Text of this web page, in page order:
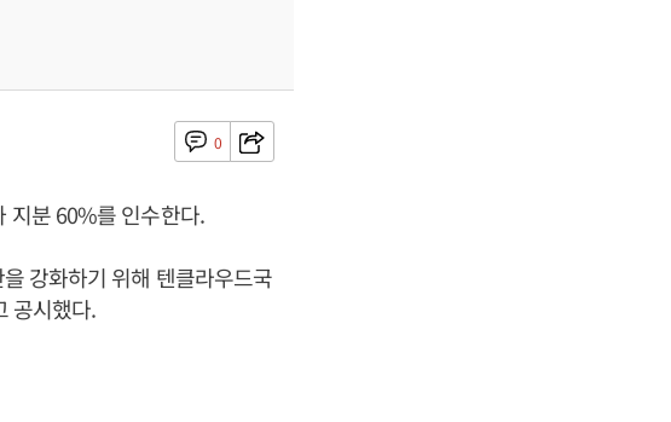
0
지분 60%를 인수한다.
강화하기 위해 텐클라우드국
공시했다.